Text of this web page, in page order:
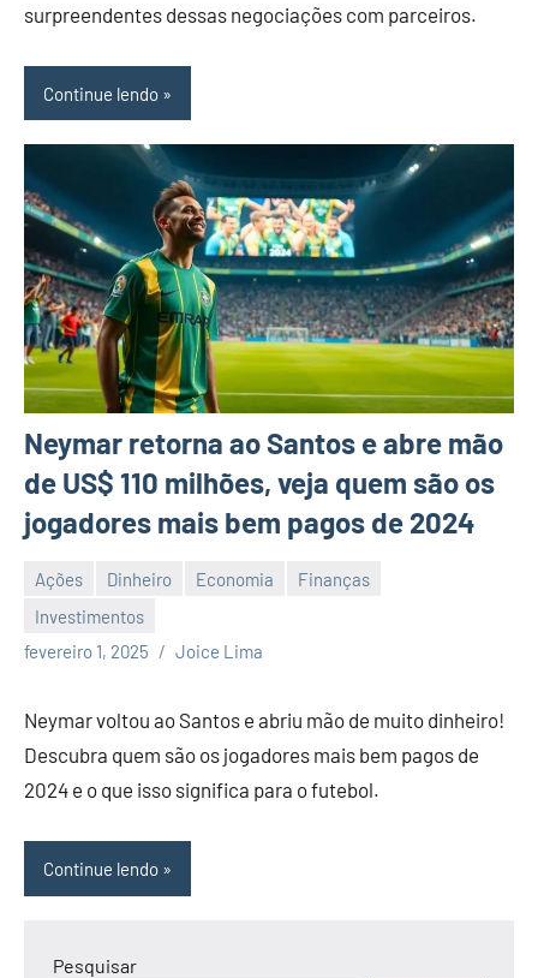
surpreendentes dessas negociações com parceiros.
Continue lendo
Neymar retorna ao Santos e abre mão
de US$ 110 milhões, veja quem são os
jogadores mais bem pagos de 2024
Ações Dinheiro Economia
Finanças
Investimentos
fevereiro 1, 2025
Joice Lima
Nenhum
Comentário
Neymar voltou ao Santos e abriu mão de muito dinheiro!
Descubra quem são os jogadores mais bem pagos de
2024 e o que isso significa para o futebol.
Continue lendo
Pesquisar